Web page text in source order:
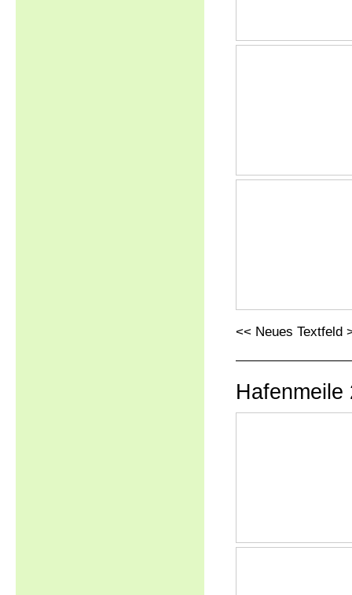
<< Neues Textfeld
Hafenmeile